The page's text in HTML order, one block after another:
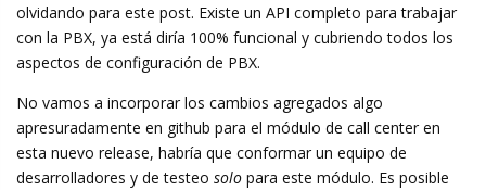
olvidando para este post. Existe un API completo para trabajar
con la PBX, ya está diría 100% funcional y cubriendo todos los
aspectos de configuración de PBX.
No vamos a incorporar los cambios agregados algo
apresuradamente en github para el módulo de call center en
esta nuevo release, habría que conformar un equipo de
desarrolladores y de testeo solo para este módulo. Es posible